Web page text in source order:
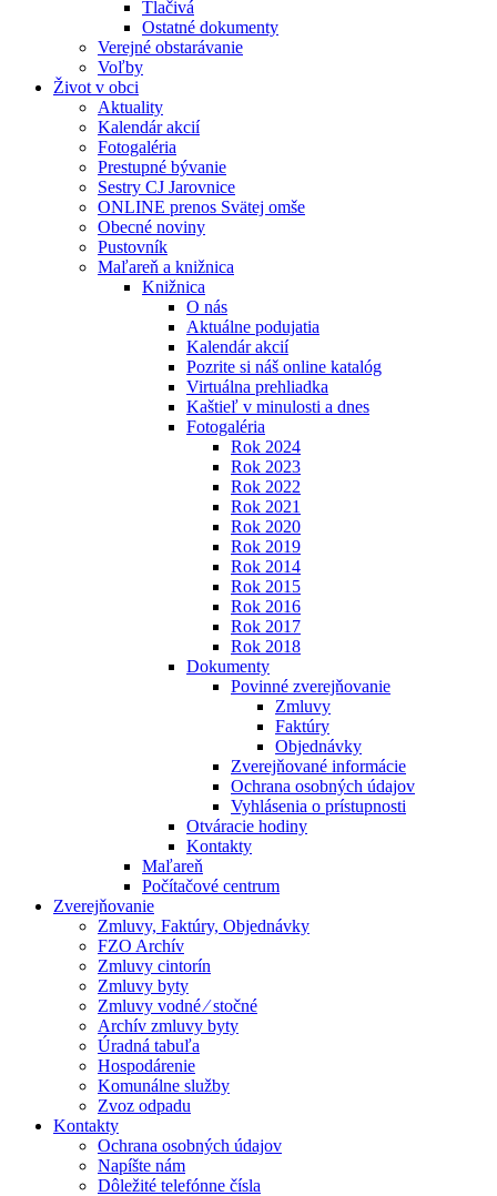
Tlačivá
Ostatné dokumenty
Verejné obstarávanie
Voľby
Život v obci
Aktuality
Kalendár akcií
Fotogaléria
Prestupné bývanie
Sestry CJ Jarovnice
ONLINE prenos Svätej omše
Obecné noviny
Pustovník
Maľareň a knižnica
Knižnica
O nás
Aktuálne podujatia
Kalendár akcií
Pozrite si náš online katalóg
Virtuálna prehliadka
Kaštieľ v minulosti a dnes
Fotogaléria
Rok 2024
Rok 2023
Rok 2022
Rok 2021
Rok 2020
Rok 2019
Rok 2014
Rok 2015
Rok 2016
Rok 2017
Rok 2018
Dokumenty
Povinné zverejňovanie
Zmluvy
Faktúry
Objednávky
Zverejňované informácie
Ochrana osobných údajov
Vyhlásenia o prístupnosti
Otváracie hodiny
Kontakty
Maľareň
Počítačové centrum
Zverejňovanie
Zmluvy, Faktúry, Objednávky
FZO Archív
Zmluvy cintorín
Zmluvy byty
Zmluvy vodné ⁄ stočné
Archív zmluvy byty
Úradná tabuľa
Hospodárenie
Komunálne služby
Zvoz odpadu
Kontakty
Ochrana osobných údajov
Napíšte nám
Dôležité telefónne čísla